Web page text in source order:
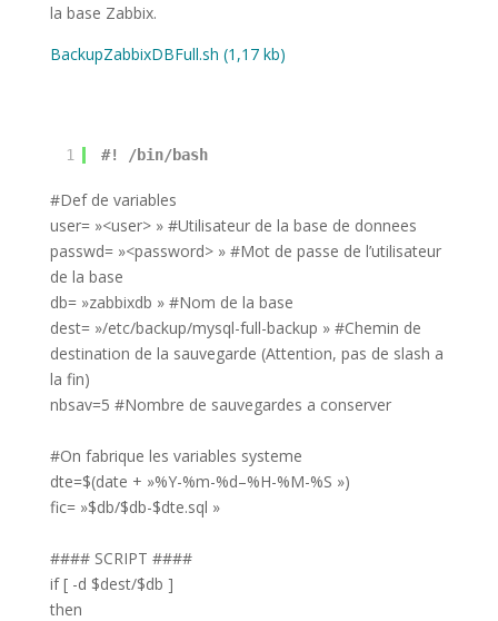
la base Zabbix.
BackupZabbixDBFull.sh (1,17 kb)
1 #! /bin/bash
#Def de variables
user= »<user> » #Utilisateur de la base de donnees
passwd= »<password> » #Mot de passe de l’utilisateur
de la base
db= »zabbixdb » #Nom de la base
dest= »/etc/backup/mysql-full-backup » #Chemin de
destination de la sauvegarde (Attention, pas de slash a
la fin)
nbsav=5 #Nombre de sauvegardes a conserver
#On fabrique les variables systeme
dte=$(date + »%Y-%m-%d–%H-%M-%S »)
fic= »$db/$db-$dte.sql »
#### SCRIPT ####
if [ -d $dest/$db ]
then